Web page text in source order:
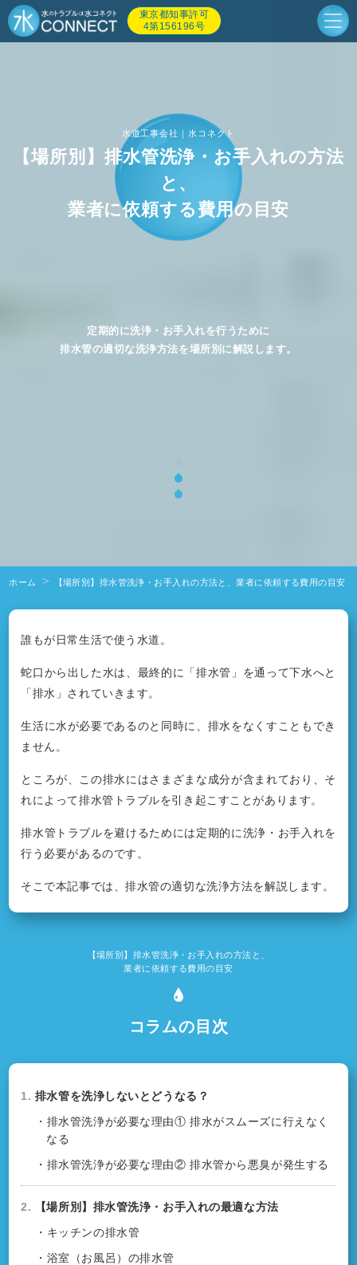
東京都知事許可
4第156196号
水道工事会社｜水コネクト
【場所別】排水管洗浄・お手入れの方法
と、
業者に依頼する費用の目安
定期的に洗浄・お手入れを行うために
排水管の適切な洗浄方法を場所別に解説します。
ホーム 【場所別】排水管洗浄・お手入れの方法と、業者に依頼する費用の目安
誰もが日常生活で使う水道。
蛇口から出した水は、最終的に「排水管」を通って下水へと
「排水」されていきます。
生活に水が必要であるのと同時に、排水をなくすこともでき
ません。
ところが、この排水にはさまざまな成分が含まれており、そ
れによって排水管トラブルを引き起こすことがあります。
排水管トラブルを避けるためには定期的に洗浄・お手入れを
行う必要があるのです。
そこで本記事では、排水管の適切な洗浄方法を解説します。
【場所別】排水管洗浄・お手入れの方法と、
業者に依頼する費用の目安
コラムの目次
1. 排水管を洗浄しないとどうなる？
・排水管洗浄が必要な理由① 排水がスムーズに行えなく
なる
・排水管洗浄が必要な理由② 排水管から悪臭が発生する
2. 【場所別】排水管洗浄・お手入れの最適な方法
・キッチンの排水管
・浴室（お風呂）の排水管